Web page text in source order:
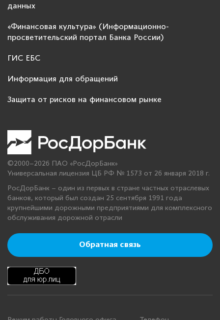
данных
«Финансовая культура» (Информационно-
просветительский портал Банка России)
ГИС ЕБС
Информация для обращений
Защита от рисков на финансовом рынке
©2000–2026 ПАО «РосДорБанк»
Универсальная лицензия ЦБ РФ № 1573 от 26 января 2018 г.
РосДорБанк – один из первых в стране частных отраслевых
банков, который был создан 25 сентября 1991 года
крупнейшими дорожными предприятиями для комплексного
обслуживания дорожной отрасли
Обратная связь